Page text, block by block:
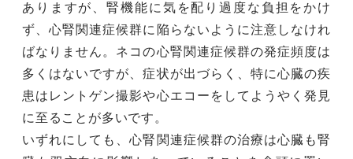
ありますが、腎機能に気を配り過度な負担をかけ
ず、心腎関連症候群に陥らないように注意しなけれ
ばなりません。ネコの心腎関連症候群の発症頻度は
多くはないですが、症状が出づらく、特に心臓の疾
患はレントゲン撮影や心エコーをしてようやく発見
に至ることが多いです。
いずれにしても、心腎関連症候群の治療は心臓も腎